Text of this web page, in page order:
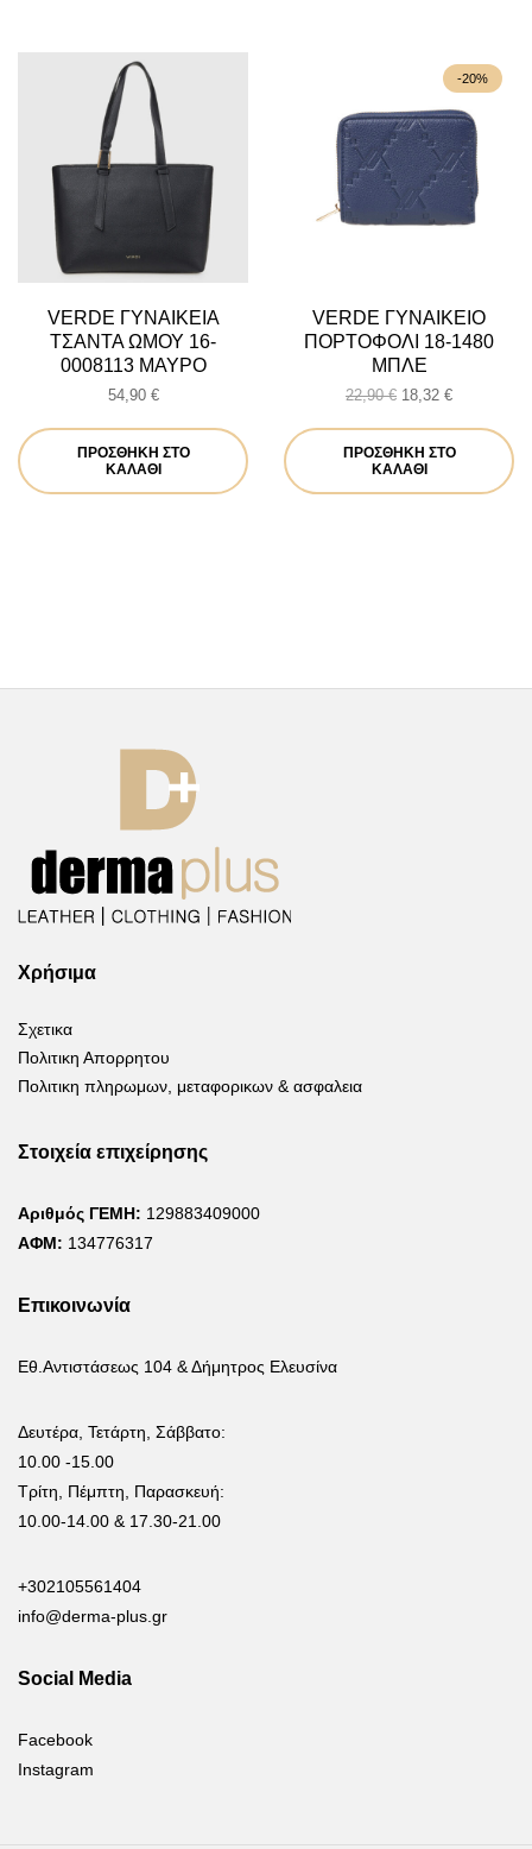
VERDE ΓΥΝΑΙΚΕΙΑ
ΤΣΑΝΤΑ ΩΜΟΥ 16-
0008113 ΜΑΥΡΟ
54,90 €
ΠΡΟΣΘΉΚΗ ΣΤΟ
ΚΑΛΆΘΙ
-20%
VERDE ΓΥΝΑΙΚΕΙΟ
ΠΟΡΤΟΦΟΛΙ 18-1480
ΜΠΛΕ
22,90€ Original
22,90 €.
18,32 €Η
18,32 €.
ΠΡΟΣΘΉΚΗ ΣΤΟ
ΚΑΛΆΘΙ
Χρήσιμα
Σχετικα
Πολιτικη Απορρητου
Πολιτικη πληρωμων, μεταφορικων & ασφαλεια
Στοιχεία επιχείρησης
Αριθμός ΓΕΜΗ: 129883409000
ΑΦΜ: 134776317
Επικοινωνία
Εθ.Αντιστάσεως 104 & Δήμητρος Ελευσίνα
Δευτέρα, Τετάρτη, Σάββατο:
10.00 -15.00
Τρίτη, Πέμπτη, Παρασκευή:
10.00-14.00 & 17.30-21.00
+302105561404
info@derma-plus.gr
Social Media
Facebook
Instagram